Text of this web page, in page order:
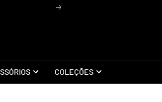
Próxima
COLEÇÕES